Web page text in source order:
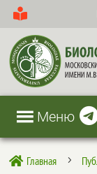
Меню
 Главная 5